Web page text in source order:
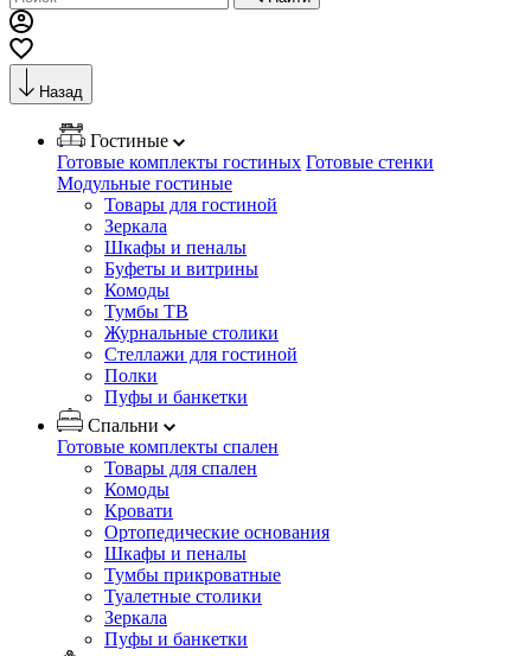
Назад
Гостиные
Готовые комплекты гостиных Готовые стенки
Модульные гостиные
Товары для гостиной
Зеркала
Шкафы и пеналы
Буфеты и витрины
Комоды
Тумбы ТВ
Журнальные столики
Стеллажи для гостиной
Полки
Пуфы и банкетки
Спальни
Готовые комплекты спален
Товары для спален
Комоды
Кровати
Ортопедические основания
Шкафы и пеналы
Тумбы прикроватные
Туалетные столики
Зеркала
Пуфы и банкетки